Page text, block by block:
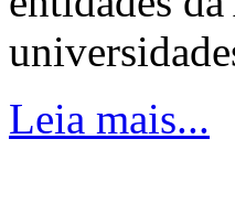
Leia mais...